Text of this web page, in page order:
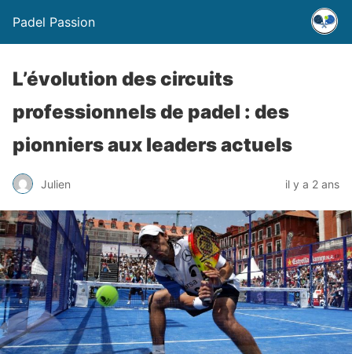
Padel Passion
L’évolution des circuits
professionnels de padel : des
pionniers aux leaders actuels
Julien il y a 2 ans